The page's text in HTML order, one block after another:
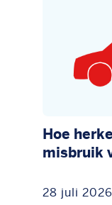
Hoe
misbruik
28 juli 2026